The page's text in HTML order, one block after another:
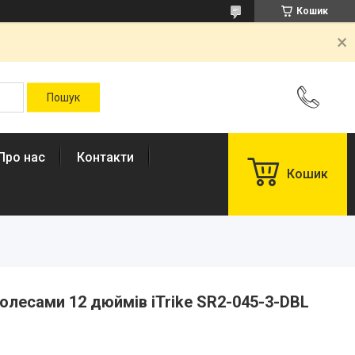
Кошик
нас
Контакти
Кошик
12 дюймів iTrike SR2-045-3-DBL